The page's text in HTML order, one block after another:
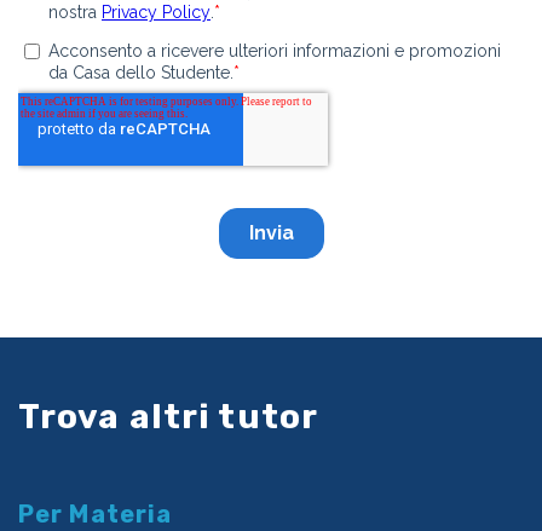
Trova altri tutor
Per Materia